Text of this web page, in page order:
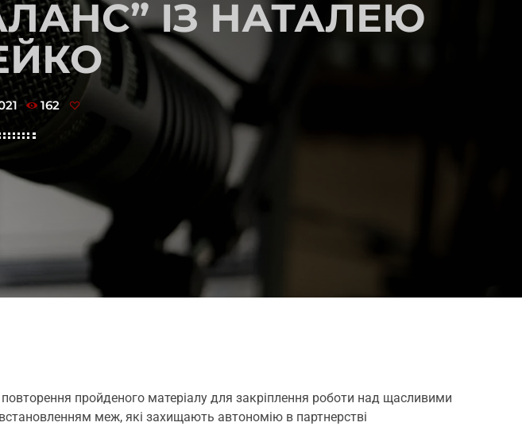
ІЗ НАТАЛЕЮ
162
пройденого матеріалу для закріплення роботи над щасливими
меж, які захищають автономію в партнерстві